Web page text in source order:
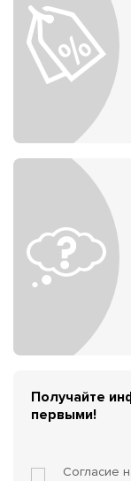
Получайте
первыми!
Согласие